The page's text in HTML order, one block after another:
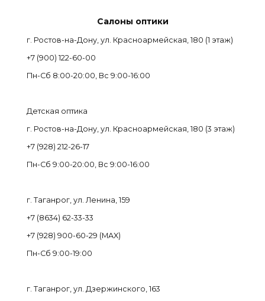
Салоны оптики
г. Ростов-на-Дону, ул. Красноармейская, 180 (1 этаж)
+7 (900) 122-60-00
Пн-Cб 8:00-20:00, Вс 9:00-16:00
Детская оптика
г. Ростов-на-Дону, ул. Красноармейская, 180 (3 этаж)
+7 (928) 212-26-17
Пн-Cб 9:00-20:00, Вс 9:00-16:00
г. Таганрог, ул. Ленина, 159
+7 (8634) 62-33-33
+7 (928) 900-60-29 (MAX)
Пн-Cб 9:00-19:00
г. Таганрог, ул. Дзержинского, 163